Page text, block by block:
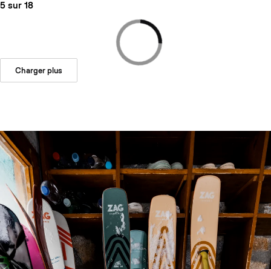
5 sur 18
Charger plus